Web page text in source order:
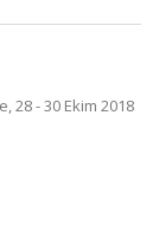
28 - 30 Ekim 2018